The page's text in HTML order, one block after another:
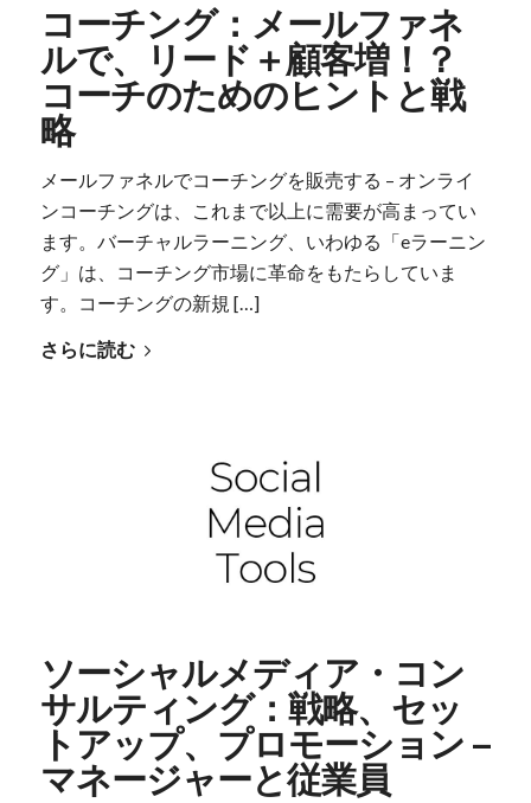
コーチング：メールファネ
ルで、リード＋顧客増！？
コーチのためのヒントと戦
略
メールファネルでコーチングを販売する – オンライ
ンコーチングは、これまで以上に需要が高まってい
ます。バーチャルラーニング、いわゆる「eラーニン
グ」は、コーチング市場に革命をもたらしていま
す。コーチングの新規 […]
さらに読む
ソーシャルメディア・コン
サルティング：戦略、セッ
トアップ、プロモーション –
マネージャーと従業員